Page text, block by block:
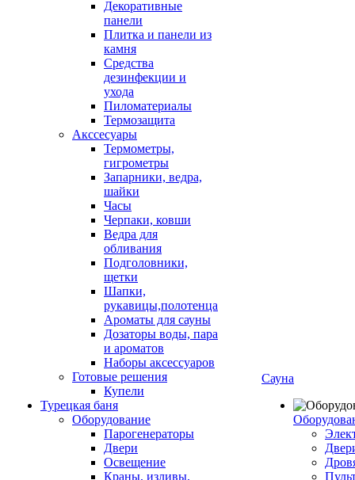
Декоративные
панели
Плитка и панели из
камня
Средства
дезинфекции и
ухода
Пиломатериалы
Термозащита
Аксcесуары
Термометры,
гигрометры
Запарники, ведра,
шайки
Часы
Черпаки, ковши
Ведра для
обливания
Подголовники,
щетки
Шапки,
рукавицы,полотенца
Ароматы для сауны
Дозаторы воды, пара
и ароматов
Наборы аксессуаров
Готовые решения
Купели
Турецкая баня
Оборудование
Парогенераторы
Двери
Освещение
Краны, изливы,
Сауна